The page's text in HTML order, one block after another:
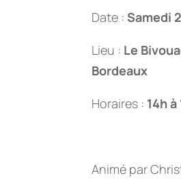
Date :Samedi
Lieu : Le
Bordeaux
Horaires : 14h à
Animé par